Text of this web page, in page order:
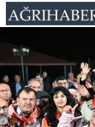
veriyor